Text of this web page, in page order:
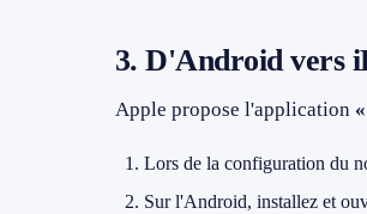
3. D'Android vers
Apple propose l'application
Lors de la configuration du
Sur l'Android, installez et